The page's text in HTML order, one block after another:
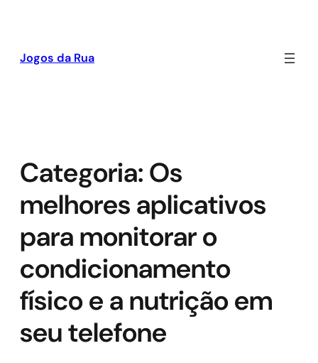
conteúdo
Jogos da Rua
Categoria: Os
melhores aplicativos
para monitorar o
condicionamento
físico e a nutrição em
seu telefone